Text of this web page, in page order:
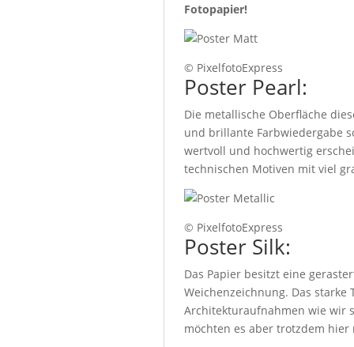
Fotopapier!
© PixelfotoExpress
Poster Pearl:
Die metallische Oberfläche
und brillante Farbwiedergabe
wertvoll und hochwertig
technischen Motiven mit viel
© PixelfotoExpress
Poster Silk:
Das Papier besitzt eine
Weichenzeichnung. Das
Architekturaufnahmen wie wir
möchten es aber trotzdem